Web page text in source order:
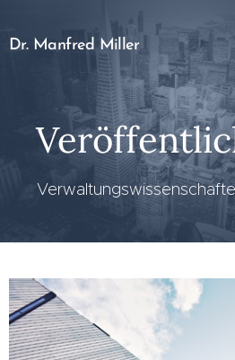
Dr. Manfred Miller